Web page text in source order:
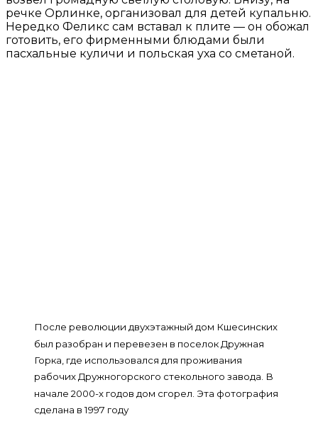
речке Орлинке, организовал для детей купальню.
Нередко Феликс сам вставал к плите — он обожал
готовить, его фирменными блюдами были
пасхальные куличи и польская уха со сметаной.
После революции двухэтажный дом Кшесинских
был разобран и перевезен в поселок Дружная
Горка, где использовался для проживания
рабочих Дружногорского стекольного завода. В
начале 2000-х годов дом сгорел. Эта фотография
сделана в 1997 году